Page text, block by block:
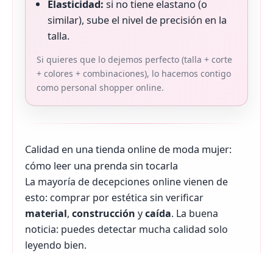
Elasticidad: si no tiene elastano (o
similar), sube el nivel de precisión en la
talla.
Si quieres que lo dejemos perfecto (talla + corte
+ colores + combinaciones), lo hacemos contigo
como personal shopper online.
Calidad en una tienda online de moda mujer:
cómo leer una prenda sin tocarla
La mayoría de decepciones online vienen de
esto: comprar por estética sin verificar
material, construcción ycaída. La buena
noticia: puedes detectar mucha calidad solo
leyendo bien.